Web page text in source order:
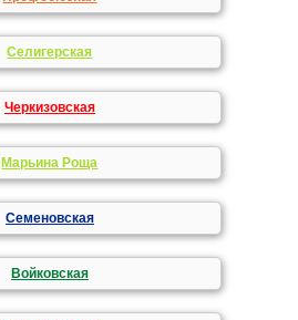
Селигерская
Черкизовская
Марьина Роща
Семеновская
Войковская